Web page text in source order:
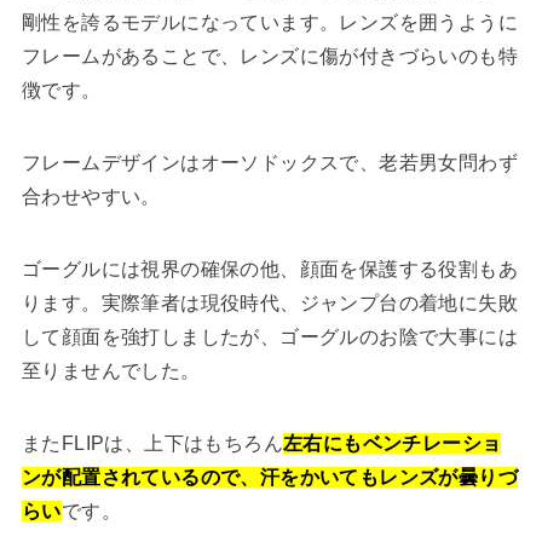
剛性を誇るモデルになっています。レンズを囲うように
フレームがあることで、レンズに傷が付きづらいのも特
徴です。
フレームデザインはオーソドックスで、老若男女問わず
合わせやすい。
ゴーグルには視界の確保の他、顔面を保護する役割もあ
ります。実際筆者は現役時代、ジャンプ台の着地に失敗
して顔面を強打しましたが、ゴーグルのお陰で大事には
至りませんでした。
またFLIPは、上下はもちろん左右にもベンチレーショ
ンが配置されているので、汗をかいてもレンズが曇りづ
らいです。